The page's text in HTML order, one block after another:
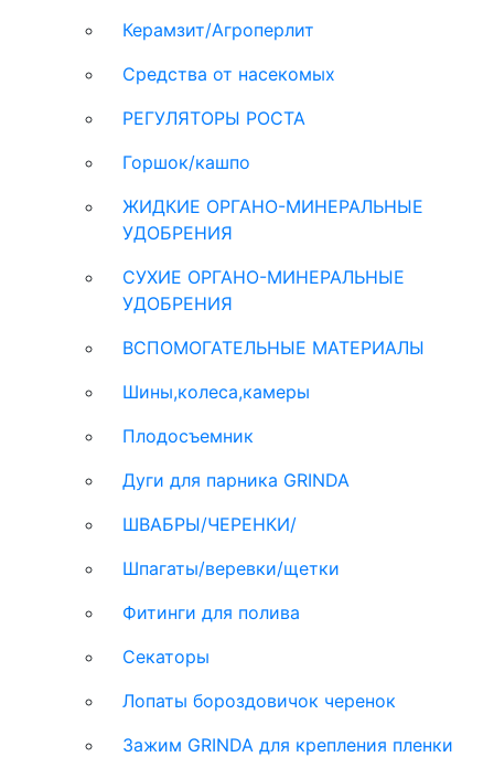
Керамзит/Агроперлит
Средства от насекомых
РЕГУЛЯТОРЫ РОСТА
Горшок/кашпо
ЖИДКИЕ ОРГАНО-МИНЕРАЛЬНЫЕ
УДОБРЕНИЯ
СУХИЕ ОРГАНО-МИНЕРАЛЬНЫЕ
УДОБРЕНИЯ
ВСПОМОГАТЕЛЬНЫЕ МАТЕРИАЛЫ
Шины,колеса,камеры
Плодосъемник
Дуги для парника GRINDA
ШВАБРЫ/ЧЕРЕНКИ/
Шпагаты/веревки/щетки
Фитинги для полива
Секаторы
Лопаты бороздовичок черенок
Зажим GRINDA для крепления пленки